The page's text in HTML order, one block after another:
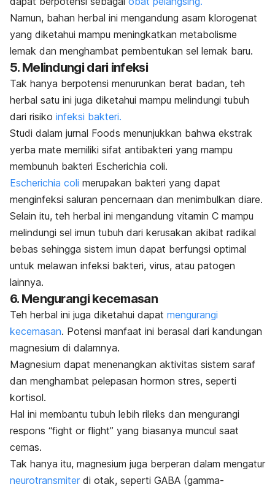
Namun, bahan herbal ini mengandung asam klorogenat
yang diketahui mampu meningkatkan metabolisme
lemak dan menghambat pembentukan sel lemak baru.
5. Melindungi dari infeksi
Tak hanya berpotensi menurunkan berat badan, teh
herbal satu ini juga diketahui mampu melindungi tubuh
dari risiko infeksi bakteri.
Studi dalam jurnal Foods menunjukkan bahwa ekstrak
yerba mate memiliki sifat antibakteri yang mampu
membunuh bakteri Escherichia coli.
Escherichia coli merupakan bakteri yang dapat
menginfeksi saluran pencernaan dan menimbulkan diare.
Selain itu, teh herbal ini mengandung vitamin C mampu
melindungi sel imun tubuh dari kerusakan akibat radikal
bebas sehingga sistem imun dapat berfungsi optimal
untuk melawan infeksi bakteri, virus, atau patogen
lainnya.
6. Mengurangi kecemasan
Teh herbal ini juga diketahui dapat mengurangi
kecemasan. Potensi manfaat ini berasal dari kandungan
magnesium di dalamnya.
Magnesium dapat menenangkan aktivitas sistem saraf
dan menghambat pelepasan hormon stres, seperti
kortisol.
Hal ini membantu tubuh lebih rileks dan mengurangi
respons “fight or flight” yang biasanya muncul saat
cemas.
Tak hanya itu, magnesium juga berperan dalam mengatur
neurotransmiter di otak, seperti GABA (gamma-